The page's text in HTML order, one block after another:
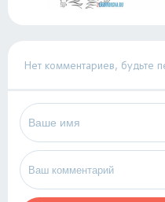
Нет комментариев, будьте